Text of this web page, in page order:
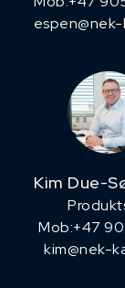
Kim Due-
​Mob:+47
kim@nek-